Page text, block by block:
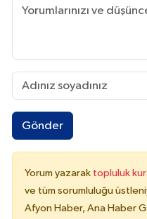
Gönder
Yorum yazarak topluluk
ve tüm sorumluluğu
Afyon Haber, Ana Haber